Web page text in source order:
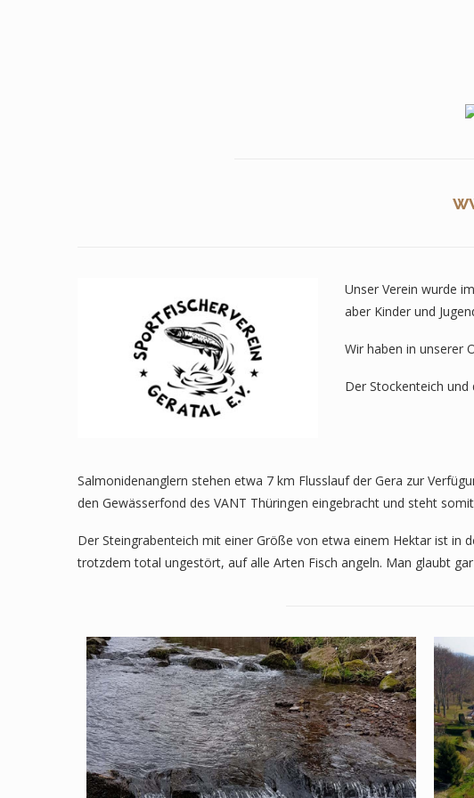
Unser Verein wurde
aber Kinder und
Wir haben in unserer
Der Stockenteich und
Salmonidenanglern stehen etwa 7 km Flusslauf der Gera zur
den Gewässerfond des VANT Thüringen eingebracht und steht
Der Steingrabenteich mit einer Größe von etwa einem Hektar ist in
trotzdem total ungestört, auf alle Arten Fisch angeln. Man glaubt